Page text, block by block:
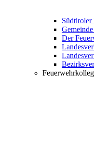
Südtiroler
Der